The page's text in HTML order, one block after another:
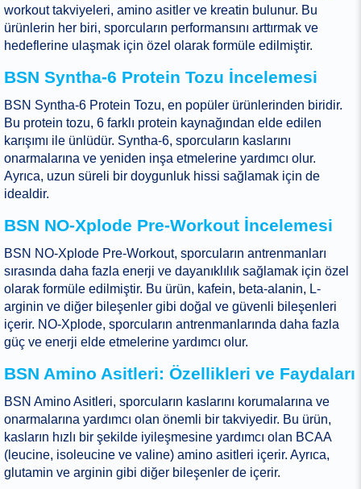
workout takviyeleri, amino asitler ve kreatin bulunur. Bu
ürünlerin her biri, sporcuların performansını arttırmak ve
hedeflerine ulaşmak için özel olarak formüle edilmiştir.
BSN Syntha-6 Protein Tozu İncelemesi
BSN Syntha-6 Protein Tozu, en popüler ürünlerinden biridir.
Bu protein tozu, 6 farklı protein kaynağından elde edilen
karışımı ile ünlüdür. Syntha-6, sporcuların kaslarını
onarmalarına ve yeniden inşa etmelerine yardımcı olur.
Ayrıca, uzun süreli bir doygunluk hissi sağlamak için de
idealdir.
BSN NO-Xplode Pre-Workout İncelemesi
BSN NO-Xplode Pre-Workout, sporcuların antrenmanları
sırasında daha fazla enerji ve dayanıklılık sağlamak için özel
olarak formüle edilmiştir. Bu ürün, kafein, beta-alanin, L-
arginin ve diğer bileşenler gibi doğal ve güvenli bileşenleri
içerir. NO-Xplode, sporcuların antrenmanlarında daha fazla
güç ve enerji elde etmelerine yardımcı olur.
BSN Amino Asitleri: Özellikleri ve Faydaları
BSN Amino Asitleri, sporcuların kaslarını korumalarına ve
onarmalarına yardımcı olan önemli bir takviyedir. Bu ürün,
kasların hızlı bir şekilde iyileşmesine yardımcı olan BCAA
(leucine, isoleucine ve valine) amino asitleri içerir. Ayrıca,
glutamin ve arginin gibi diğer bileşenler de içerir.